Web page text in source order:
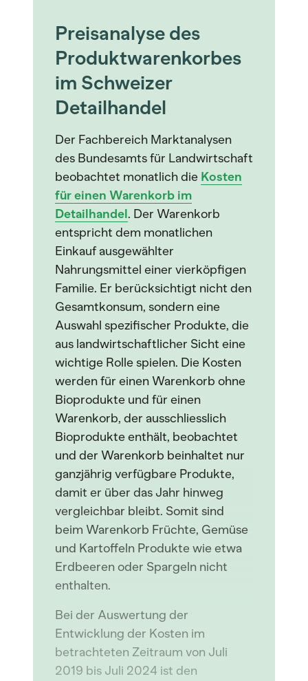
Preisanalyse des
Produktwarenkorbes
im Schweizer
Detailhandel
Der Fachbereich Marktanalysen
des Bundesamts für Landwirtschaft
beobachtet monatlich die Kosten
für einen Warenkorb im
Detailhandel. Der Warenkorb
entspricht dem monatlichen
Einkauf ausgewählter
Nahrungsmittel einer vierköpfigen
Familie. Er berücksichtigt nicht den
Gesamtkonsum, sondern eine
Auswahl spezifischer Produkte, die
aus landwirtschaftlicher Sicht eine
wichtige Rolle spielen. Die Kosten
werden für einen Warenkorb ohne
Bioprodukte und für einen
Warenkorb, der ausschliesslich
Bioprodukte enthält, beobachtet
und der Warenkorb beinhaltet nur
ganzjährig verfügbare Produkte,
damit er über das Jahr hinweg
vergleichbar bleibt. Somit sind
beim Warenkorb Früchte, Gemüse
und Kartoffeln Produkte wie etwa
Erdbeeren oder Spargeln nicht
enthalten.
Bei der Auswertung der
Entwicklung der Kosten im
betrachteten Zeitraum von Juli
2019 bis Juli 2024 ist den